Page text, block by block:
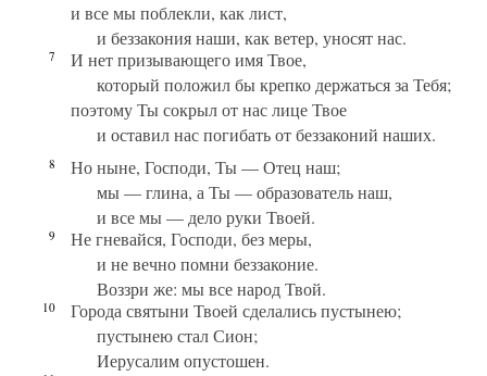
и все мы поблекли, как лист,
и беззакония наши, как ветер, уносят нас.
7
И нет призывающего имя Твое,
который положил бы крепко держаться за Тебя;
поэтому Ты сокрыл от нас лице Твое
и оставил нас погибать от беззаконий наших.
8
Но ныне, Господи, Ты — Отец наш;
мы — глина, а Ты — образователь наш,
и все мы — дело руки Твоей.
9
Не гневайся, Господи, без меры,
и не вечно помни беззаконие.
Воззри же: мы все народ Твой.
10
Города святыни Твоей сделались пустынею;
пустынею стал Сион;
Иерусалим опустошен.